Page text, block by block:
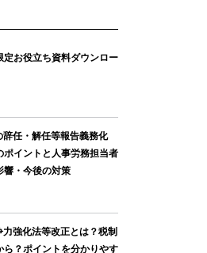
お役立ち資料ダウンロー
辞任・解任等報告義務化
ポイントと人事労務担当者
響・今後の対策
力強化法等改正とは？税制
？ポイントを分かりやす